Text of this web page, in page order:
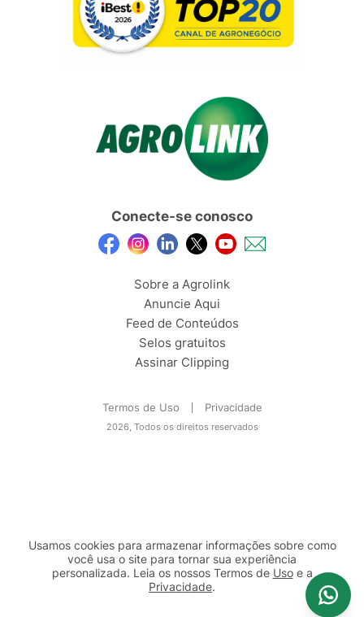
Conecte-se conosco
Sobre a Agrolink
Anuncie Aqui
Feed de Conteúdos
Selos gratuitos
Assinar Clipping
Termos de Uso Privacidade
2026, Todos os direitos reservados
Usamos cookies para armazenar informações sobre como
você usa o site para tornar sua experiência
personalizada. Leia os nossos Termos de Usoe a
Privacidade.